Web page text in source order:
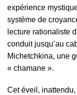
expérience
système de
lecture rationaliste
conduit jusqu’au
Michetchkina, une
« chamane ».
Cet éveil,